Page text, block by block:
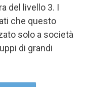
del livello 3. I
che questo
solo a società
di grandi